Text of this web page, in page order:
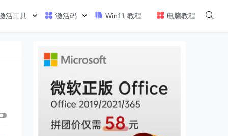
活工具 激活码 Win11 教程 电脑教程